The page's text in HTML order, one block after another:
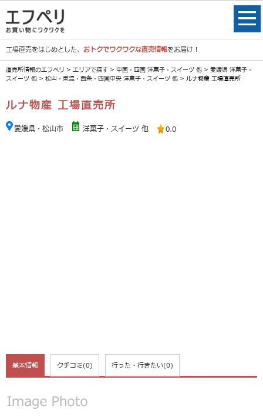
工場直売をはじめとした、 おトクでワクワクな直売情報をお届け！
直売所情報のエフペリ > エリアで探す > 中国・四国 洋菓子・スイーツ 他 > 愛媛県 洋菓子・
スイーツ 他 > 松山・東温・西条・四国中央 洋菓子・スイーツ 他 > ルナ物産 工場直売所
ルナ物産 工場直売所
愛媛県・松山市 洋菓子・スイーツ 他 0.0
基本情報 クチコミ(0) 行った・行きたい(0)